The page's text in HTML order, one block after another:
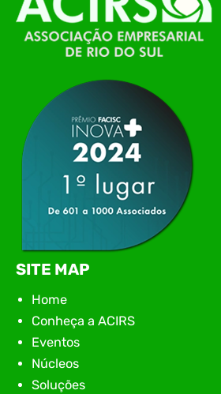
de Tecnologia da Informação do
Itajaí, realizou, no dia 21 de
Conexão Tech NIAVI, reunindo
tecnologia da região para uma
apresentação de novas
encontro aconteceu em Rio…
SITE MAP
Home
Conheça a ACIRS
Eventos
Núcleos
Soluções